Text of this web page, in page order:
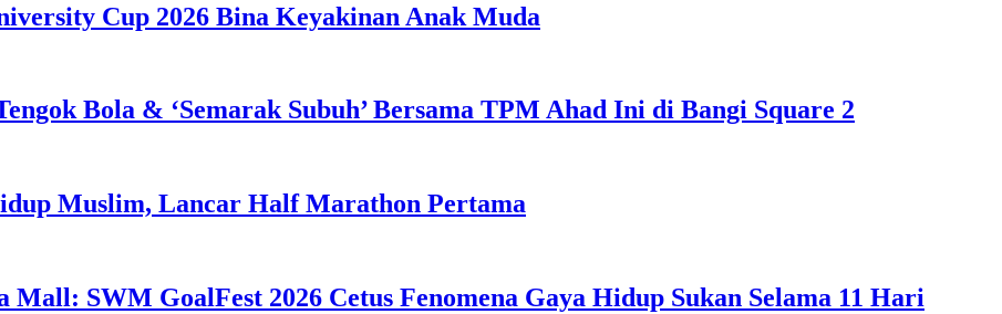
Cup 2026 Bina Keyakinan Anak Muda
Bola & ‘Semarak Subuh’ Bersama TPM Ahad Ini di Bangi Square 2
Muslim, Lancar Half Marathon Pertama
Mall: SWM GoalFest 2026 Cetus Fenomena Gaya Hidup Sukan Selama 11 Hari